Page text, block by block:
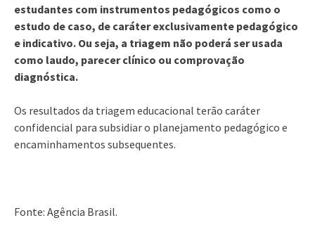
estudantes com instrumentos pedagógicos como o
estudo de caso, de caráter exclusivamente pedagógico
e indicativo. Ou seja, a triagem não poderá ser usada
como laudo, parecer clínico ou comprovação
diagnóstica.
Os resultados da triagem educacional terão caráter
confidencial para subsidiar o planejamento pedagógico e
encaminhamentos subsequentes.
Fonte: Agência Brasil.